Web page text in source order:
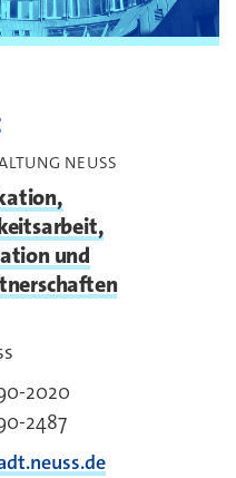
NEUSS
und
2020
2487